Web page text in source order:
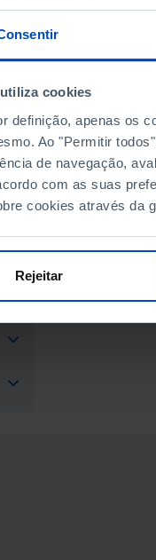
cookies
definição, apenas os
Ao "Permitir
de navegação,
com as suas
cookies através da
Rejeitar
POR GRUPO
POR GRUPO
POR SEXO
RELAÇÃO DE
TOTAL